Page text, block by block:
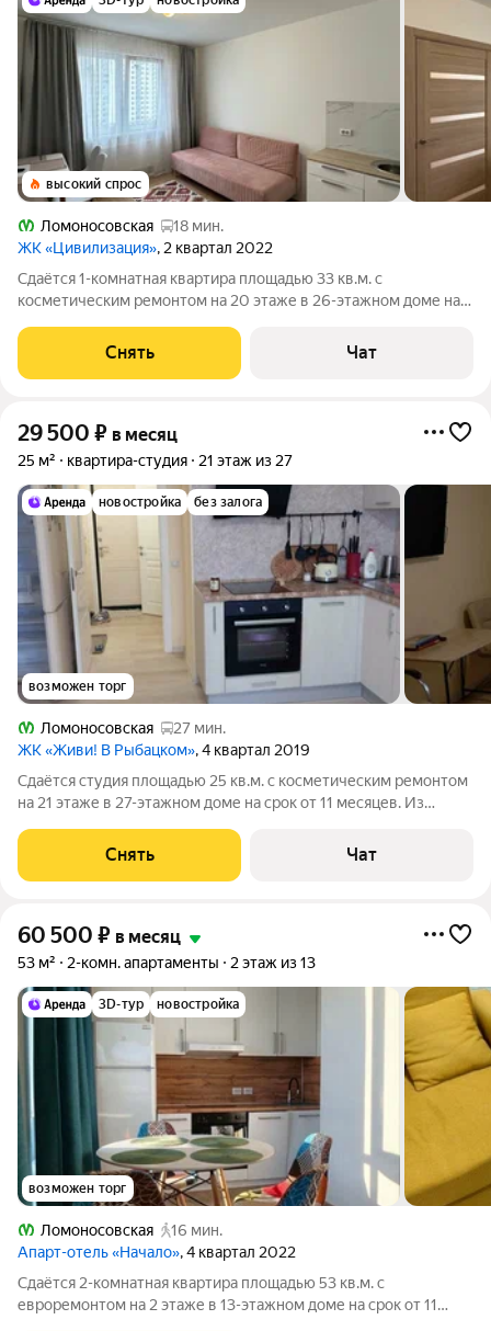
высокий спрос
Ломоносовская
18 мин.
ЖК «Цивилизация», 2 квартал 2022
Сдаётся 1-комнатная квартира площадью 33 кв.м. с
косметическим ремонтом на 20 этаже в 26-этажном доме на
Стиральная машина Холодильник Кондиционер
Микроволновка Дом - монолитный, окна
Снять Чат
29 500 ₽ в месяц
25 м² квартира-студия 21 этаж из 27
новостройка без залога
возможен торг
Ломоносовская
27 мин.
ЖК «Живи! В Рыбацком», 4 квартал 2019
Сдаётся студия площадью 25 кв.м. с косметическим ремонтом
на 21 этаже в 27-этажном доме на срок от 11 месяцев. Из
Холодильник Микроволновка Пылесос Дом - монолитный,
окна выходят на улицу.
Снять Чат
60 500 ₽ в месяц
53 м² 2-комн. апартаменты 2 этаж из 13
3D-тур новостройка
возможен торг
Ломоносовская
16 мин.
Апарт-отель «Начало», 4 квартал 2022
Сдаётся 2-комнатная квартира площадью 53 кв.м. с
евроремонтом на 2 этаже в 13-этажном доме на срок от 11